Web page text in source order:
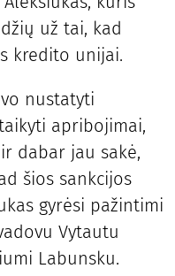
už tai, kad
kredito unijai.
nustatyti
apribojimai,
dabar jau sakė,
šios sankcijos
gyrėsi pažintimi
Vytautu
Labunsku.